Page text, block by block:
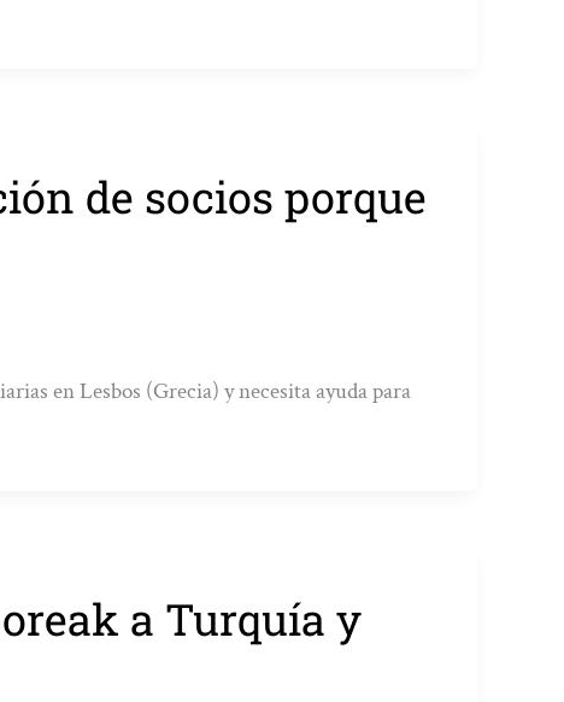
de socios porque
en Lesbos (Grecia) y necesita ayuda para
a Turquía y